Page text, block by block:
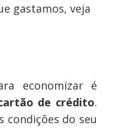
gastamos, veja
economizar é
de crédito.
condições do seu